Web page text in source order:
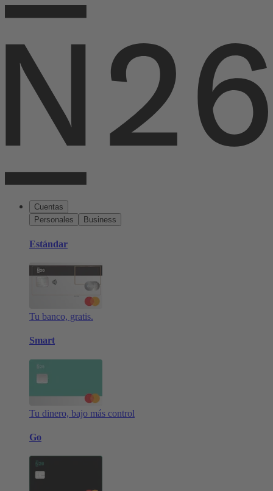
Cuentas
Personales
Business
Estándar
Tu banco, gratis.
Smart
Tu dinero, bajo más control
Go